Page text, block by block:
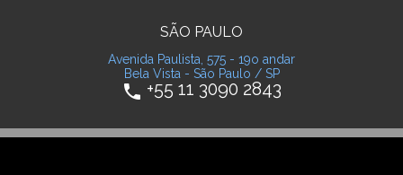
SÃO PAULO
Avenida Paulista, 575 - 19o andar
Bela Vista - São Paulo / SP
phone +55 11 3090 2843